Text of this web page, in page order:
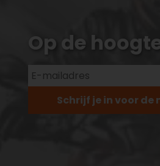
Op de
Schrijf je in voor de